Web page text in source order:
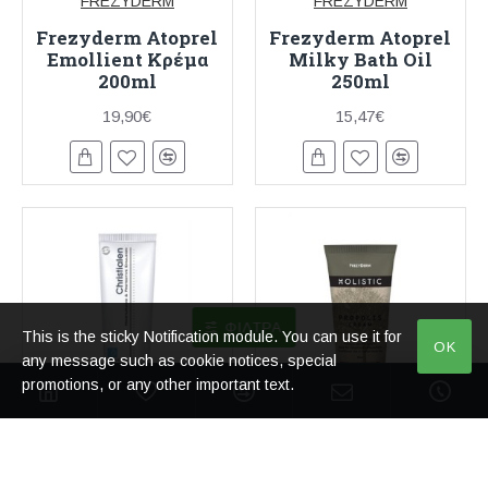
Frezyderm Atoprel
Emollient Κρέμα
200ml
19,90€
Frezyderm Atoprel
Milky Bath Oil
250ml
15,47€
OK
This is the sticky Notification module. You can use it for
any message such as cookie notices, special
promotions, or any other important text.
ΦΊΛΤΡΑ